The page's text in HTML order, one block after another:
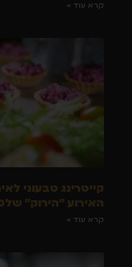
קרא עוד »
קייטרינג טבעוני
האירוע "הירוק"
קרא עוד »